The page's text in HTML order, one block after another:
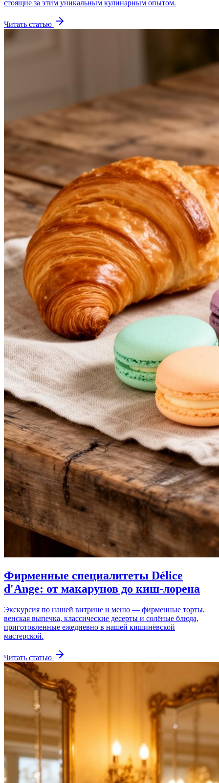
стоящие за этим уникальным кулинарным опытом.
Читать статью
Фирменные специалитеты Délice
d'Ange: от макарунов до киш-лорена
Экскурсия по нашей витрине и меню — фирменные торты,
венская выпечка, классические десерты и солёные блюда,
приготовленные ежедневно в нашей кишинёвской
мастерской.
Читать статью